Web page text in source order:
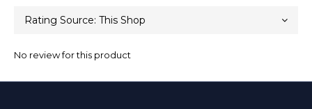
No review for this product